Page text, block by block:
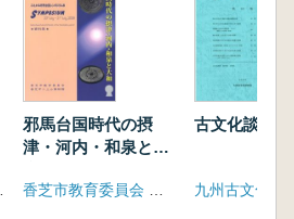
邪馬台国時代の摂
津・河内・和泉と大
古文化談叢
九州古文化研